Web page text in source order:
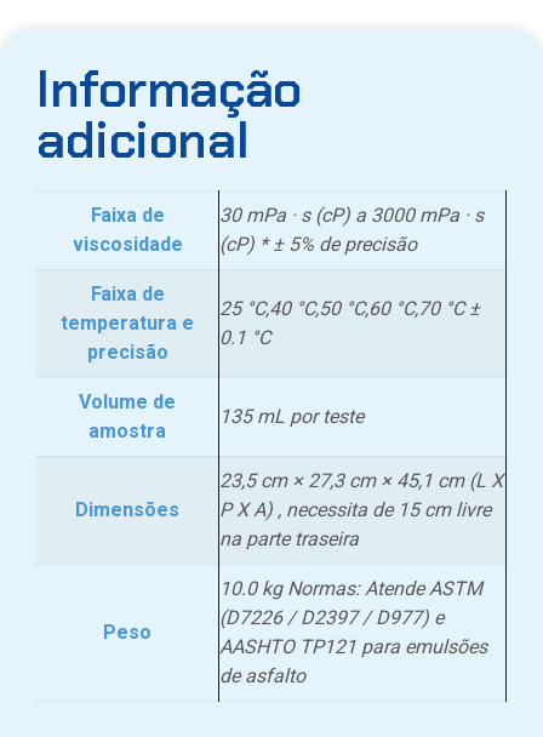
Informação
adicional
Faixa de
viscosidade
30 mPa · s (cP) a 3000 mPa · s
(cP) * ± 5% de precisão
Faixa de
temperatura e
precisão
25 °C,40 °C,50 °C,60 °C,70 °C ±
0.1 °C
Volume de
amostra
135 mL por teste
Dimensões
23,5 cm × 27,3 cm × 45,1 cm (L X
P X A) , necessita de 15 cm livre
na parte traseira
Peso
10.0 kg Normas: Atende ASTM
(D7226 / D2397 / D977) e
AASHTO TP121 para emulsões
de asfalto